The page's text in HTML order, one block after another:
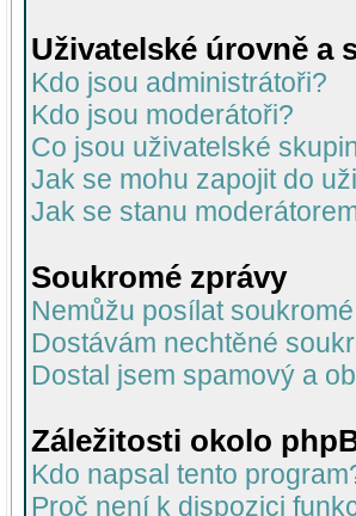
Uživatelské úrovně a
Kdo jsou administrátoři?
Kdo jsou moderátoři?
Co jsou uživatelské
Jak se mohu zapojit do
Jak se stanu
Soukromé zprávy
Nemůžu posílat
Dostávám nechtěné
Dostal jsem spamový a
Záležitosti okolo
Kdo napsal tento
Proč není k dispozici